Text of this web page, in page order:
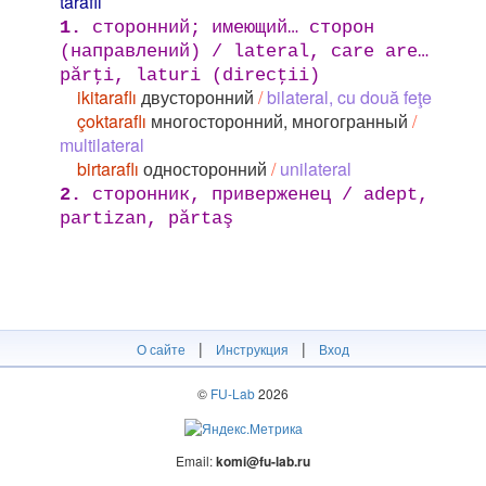
1.
сторонний; имеющий… сторон
(направлений) / lateral, care are…
părţi, laturi (direcţii)
ikitaraflı двусторонний / bilateral, cu două feţe
çoktaraflı многосторонний, многогранный /
multilateral
birtaraflı односторонний / unilateral
2.
сторонник, приверженец / adept,
partizan, părtaş
О сайте | Инструкция | Вход
© FU-Lab2026
Email:komi@fu-lab.ru